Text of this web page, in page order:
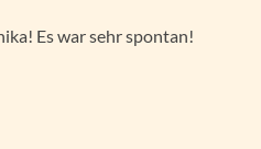
Es war sehr spontan!